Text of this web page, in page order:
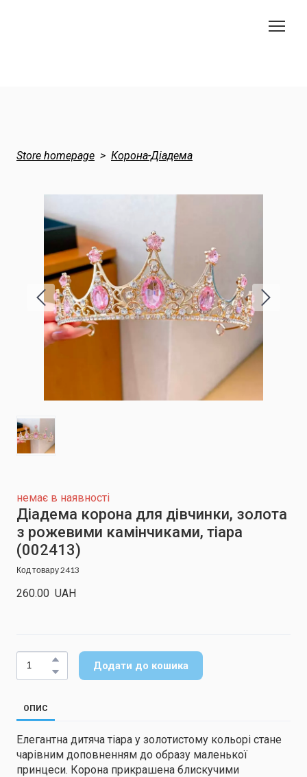
Store homepage Корона-Діадема
немає в наявності
Діадема корона для дівчинки, золота
з рожевими камінчиками, тіара
(002413)
Код товару 2413
260.00  UAH
Додати до кошика
ОПИС
Елегантна дитяча тіара у золотистому кольорі стане
чарівним доповненням до образу маленької
принцеси. Корона прикрашена блискучими